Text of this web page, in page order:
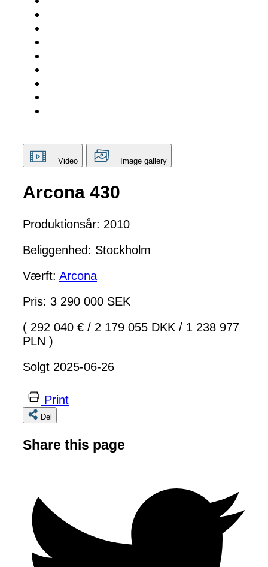
Video Image gallery
Arcona 430
Produktionsår: 2010
Beliggenhed: Stockholm
Værft: Arcona
Pris: 3 290 000 SEK
( 292 040 € / 2 179 055 DKK / 1 238 977
PLN )
Solgt 2025-06-26
Print
Del
Share this page